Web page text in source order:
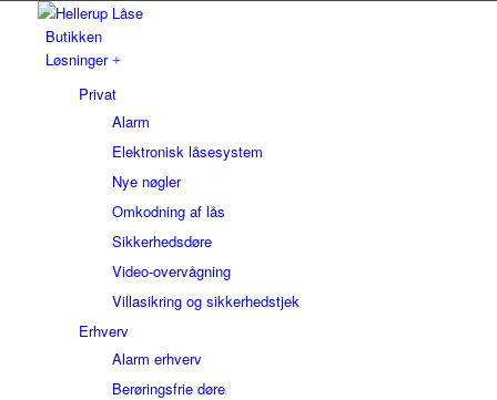
Butikken
Løsninger
Privat
Alarm
Elektronisk låsesystem
Nye nøgler
Omkodning af lås
Sikkerhedsdøre
Video-overvågning
Villasikring og sikkerhedstjek
Erhverv
Alarm erhverv
Berøringsfrie døre